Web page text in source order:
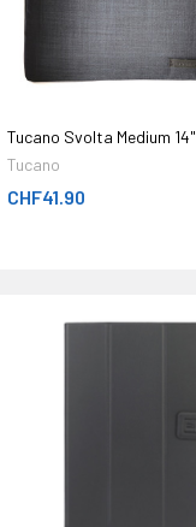
Tucano Svolta Medium 14"
Tucano
CHF41.90